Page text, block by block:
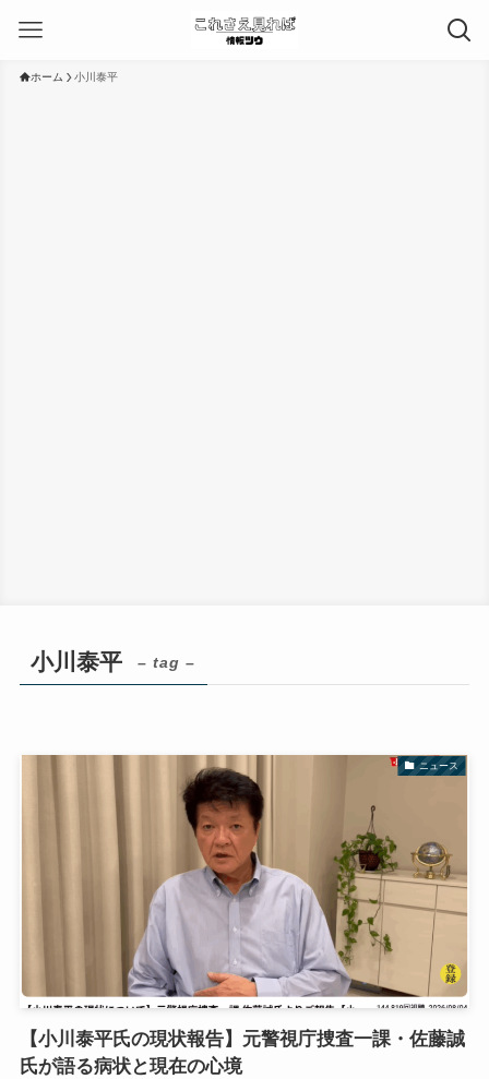
ホーム 小川泰平
小川泰平 – tag –
ニュース
【小川泰平氏の現状報告】元警視庁捜査一課・佐藤誠
氏が語る病状と現在の心境